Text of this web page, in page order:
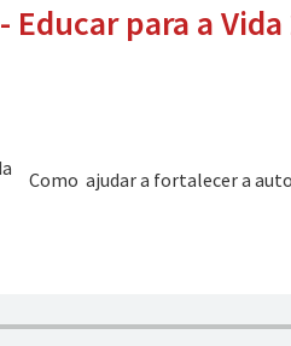
Educar para a
Como ajudar a fortalecer a